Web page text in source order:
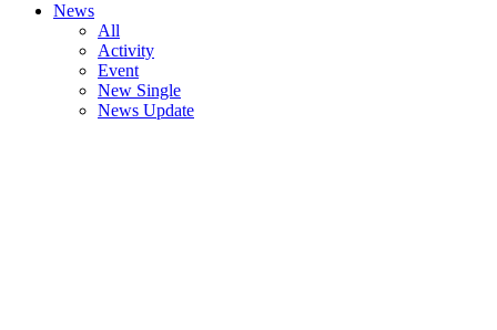
News
All
Activity
Event
New Single
News Update